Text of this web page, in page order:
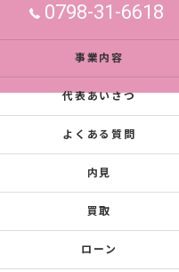
0798-31-6618
事業内容
代表あいさつ
よくある質問
内見
買取
ローン